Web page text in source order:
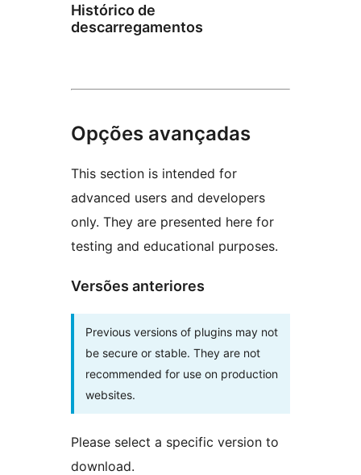
Histórico de
descarregamentos
Opções avançadas
This section is intended for
advanced users and developers
only. They are presented here for
testing and educational purposes.
Versões anteriores
Previous versions of plugins may not
be secure or stable. They are not
recommended for use on production
websites.
Please select a specific version to
download.